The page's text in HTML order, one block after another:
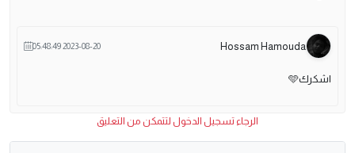
Hossam Hamouda
2023-08-20 05:48:49
اشكرك🩵
الرجاء تسجيل الدخول لتتمكن من التعليق